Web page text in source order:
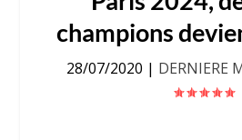
champions
28/07/2020 | DERNIERE